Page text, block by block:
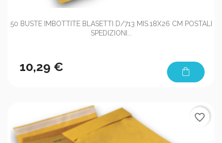
50 BUSTE IMBOTTITE BLASETTI D/713 MIS.18X26 CM POSTALI
SPEDIZIONI...
10,29 € shopping_bag
favorite_border